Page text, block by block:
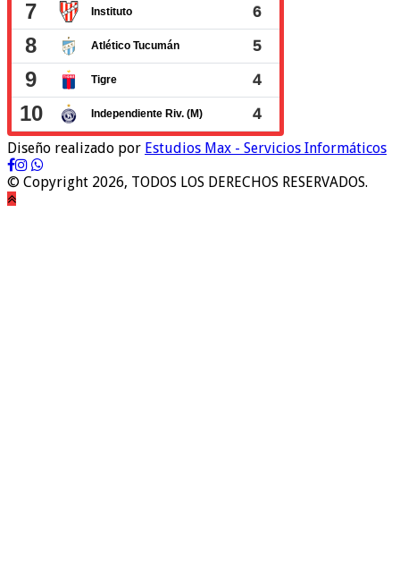
Diseño realizado por Estudios Max - Servicios Informáticos
© Copyright 2026, TODOS LOS DERECHOS RESERVADOS.